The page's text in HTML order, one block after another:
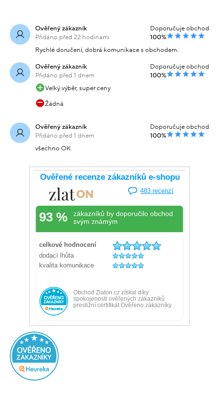
Ověřený zákazník
Přidáno před 22 hodinami
Doporučuje obchod
100%
Rychlé doručení, dobrá komunikace s obchodem.
Ověřený zákazník
Přidáno před 1 dnem
Doporučuje obchod
100%
Velký výběr, super ceny
Žádná
Ověřený zákazník
Přidáno před 1 dnem
Doporučuje obchod
100%
všechno OK